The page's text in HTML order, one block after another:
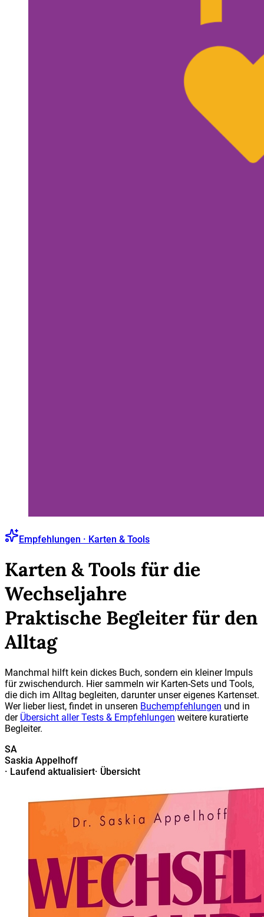
Empfehlungen · Karten & Tools
Karten & Tools für die
Wechseljahre
Praktische Begleiter für den
Alltag
Manchmal hilft kein dickes Buch, sondern ein kleiner Impuls
für zwischendurch. Hier sammeln wir Karten-Sets und Tools,
die dich im Alltag begleiten, darunter unser eigenes Kartenset.
Wer lieber liest, findet in unseren Buchempfehlungen und in
der Übersicht aller Tests & Empfehlungen weitere kuratierte
Begleiter.
SA
Saskia Appelhoff
· Laufend aktualisiert· Übersicht